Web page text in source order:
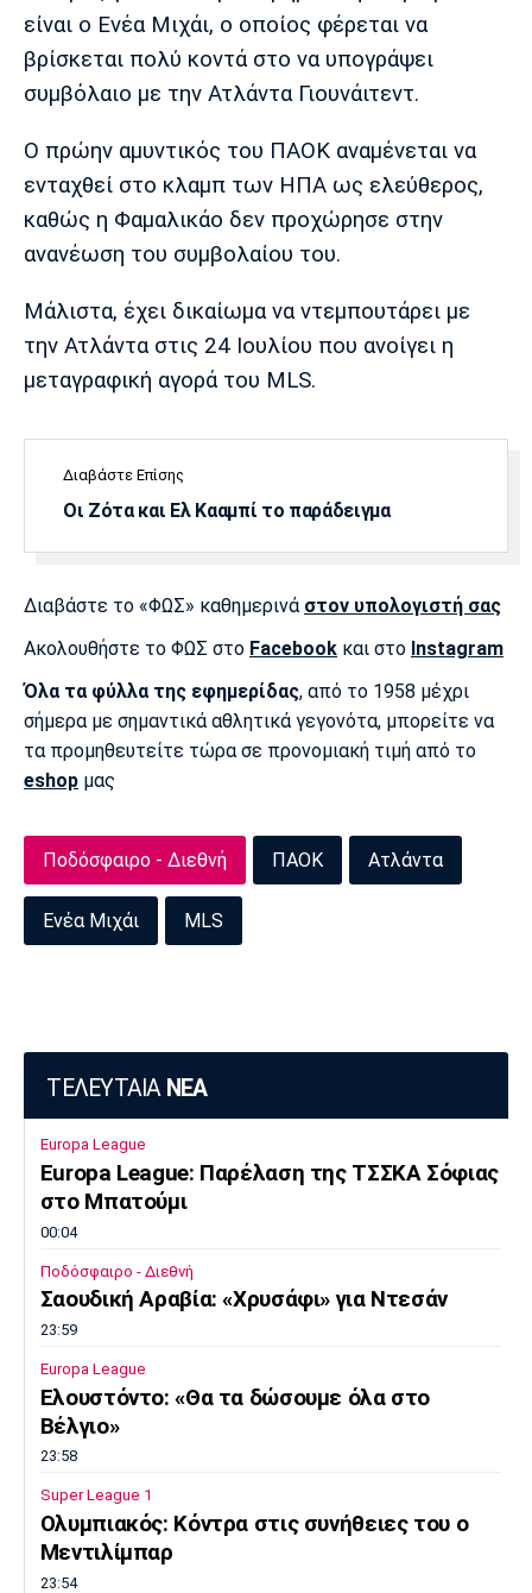
Πολιτισμός
Τραγούδια
Running
Media
Παρασκήνιο
Πρόγραμμα TV
Ιωνικός Κηφισιά Πανσερραϊκός
Μπαρτσελόνα
Ρεάλ
Ίντερ Μίλαν Μπάγερν
Ντόρτμουντ
Ζερμέν
Πόρτο
είναι ο Ενέα Μιχάι, ο οποίος φέρεται να
βρίσκεται πολύ κοντά στο να υπογράψει
συμβόλαιο με την Ατλάντα Γιουνάιτεντ.
Ο πρώην αμυντικός του ΠΑΟΚ αναμένεται να
ενταχθεί στο κλαμπ των ΗΠΑ ως ελεύθερος,
καθώς η Φαμαλικάο δεν προχώρησε στην
ανανέωση του συμβολαίου του.
Μάλιστα, έχει δικαίωμα να ντεμπουτάρει με
την Ατλάντα στις 24 Ιουλίου που ανοίγει η
μεταγραφική αγορά του MLS.
Διαβάστε Επίσης
Οι Ζότα και Ελ Κααμπί το παράδειγμα
Διαβάστε το «ΦΩΣ» καθημερινά στον υπολογιστή σας
Ακολουθήστε το ΦΩΣ στο Facebook και στο Instagram
Όλα τα φύλλα της εφημερίδας, από το 1958 μέχρι
σήμερα με σημαντικά αθλητικά γεγονότα, μπορείτε να
τα προμηθευτείτε τώρα σε προνομιακή τιμή από το
eshop μας
Ποδόσφαιρο - Διεθνή ΠΑΟΚ Ατλάντα
Ενέα Μιχάι MLS
ΤΕΛΕΥΤΑΙΑ ΝΕΑ
Europa League
Europa League: Παρέλαση της ΤΣΣΚΑ Σόφιας
στο Μπατούμι
00:04
Ποδόσφαιρο - Διεθνή
Σαουδική Αραβία: «Χρυσάφι» για Ντεσάν
23:59
Europa League
Ελουστόντο: «Θα τα δώσουμε όλα στο
Βέλγιο»
23:58
Super League 1
Ολυμπιακός: Κόντρα στις συνήθειες του ο
Μεντιλίμπαρ
23:54